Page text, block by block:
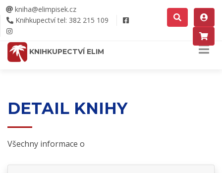
kniha@elimpisek.cz
Knihkupectví tel: 382 215 109
KNIHKUPECTVÍ ELIM
DETAIL KNIHY
Všechny informace o